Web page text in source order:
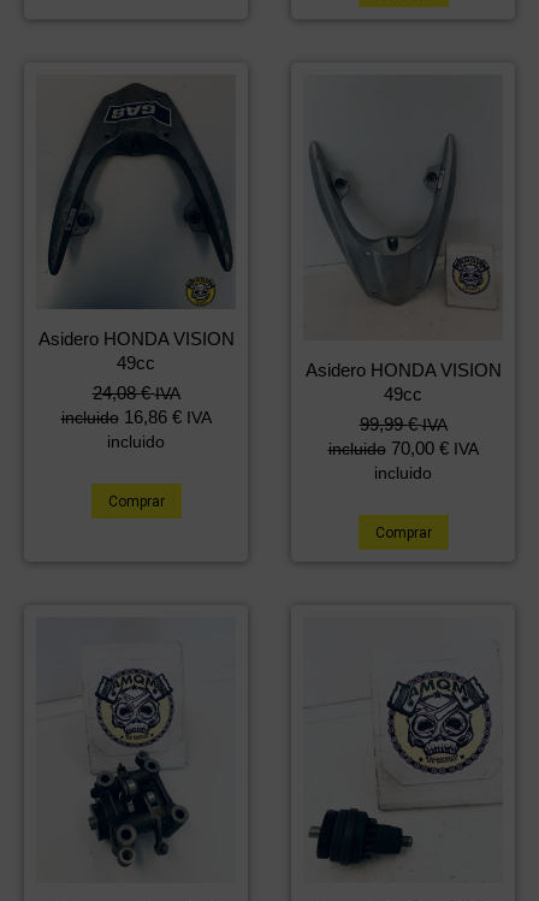
Asidero HONDA VISION
49cc
24,08€ IVA
incluido 16,86 € IVA
incluido
Comprar
Asidero HONDA VISION
49cc
99,99€ IVA
incluido 70,00 € IVA
incluido
Comprar